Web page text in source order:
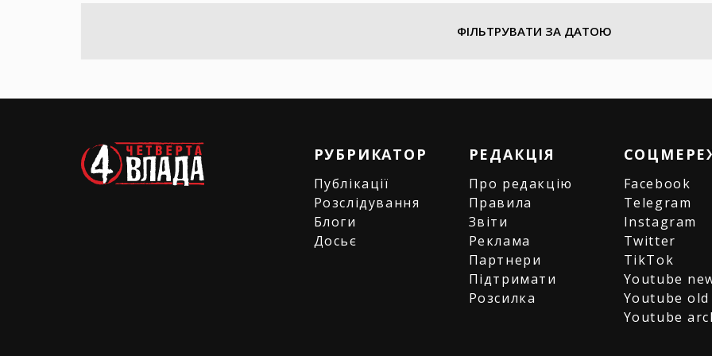
ФІЛЬТРУВАТИ ЗА ДАТОЮ
РУБРИКАТОР
Публікації
Розслідування
Блоги
Досьє
РЕДАКЦІЯ
Про редакцію
Правила
Звіти
Реклама
Партнери
Підтримати
Розсилка
Facebook
Telegram
Instagram
Twitter
TikTok
Youtube
Youtube old
Youtube